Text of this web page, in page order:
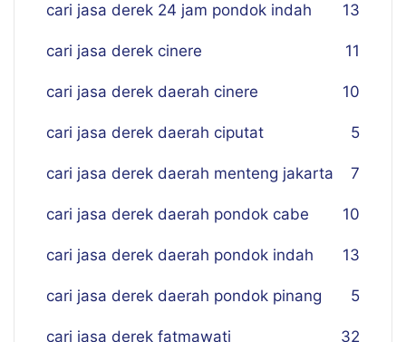
cari jasa derek 24 jam pondok indah 13
cari jasa derek cinere 11
cari jasa derek daerah cinere 10
cari jasa derek daerah ciputat 5
cari jasa derek daerah menteng jakarta 7
cari jasa derek daerah pondok cabe 10
cari jasa derek daerah pondok indah 13
cari jasa derek daerah pondok pinang 5
cari jasa derek fatmawati 32